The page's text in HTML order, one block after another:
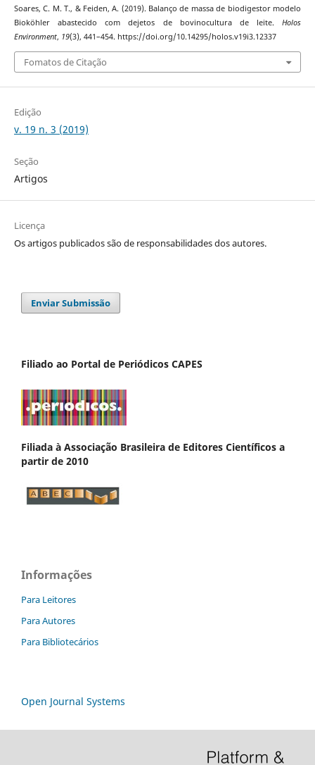
Soares, C. M. T., & Feiden, A. (2019). Balanço de massa de biodigestor modelo
Bioköhler abastecido com dejetos de bovinocultura de leite.Holos
Environment, 19(3), 441–454. https://doi.org/10.14295/holos.v19i3.12337
Fomatos de Citação
Edição
v. 19 n. 3 (2019)
Seção
Artigos
Licença
Os artigos publicados são de responsabilidades dos autores.
Enviar Submissão
Filiado ao Portal de Periódicos CAPES
Filiada à Associação Brasileira de Editores Científicos a
partir de 2010
Informações
Para Leitores
Para Autores
Para Bibliotecários
Open Journal Systems